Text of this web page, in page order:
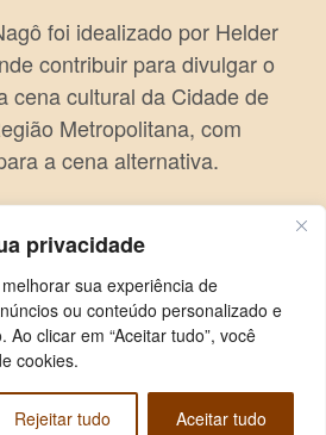
privacidade
sua experiência de
ou conteúdo personalizado e
clicar em “Aceitar tudo”, você
cookies.
Rejeitar tudo Aceitar tudo
foi idealizado por Helder
contribuir para divulgar o
cena cultural da Cidade de
Metropolitana, com
a cena alternativa.